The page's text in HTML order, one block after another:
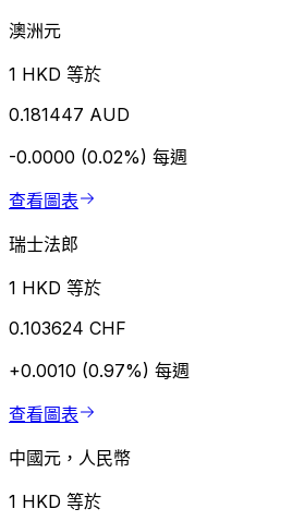
澳洲元
1 HKD 等於
0.181447 AUD
-0.0000 (0.02%) 每週
查看圖表
瑞士法郎
1 HKD 等於
0.103624 CHF
+0.0010 (0.97%) 每週
查看圖表
中國元，人民幣
1 HKD 等於